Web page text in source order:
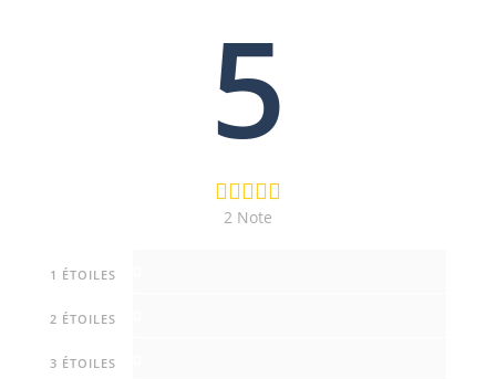
5
2 Note
1 ÉTOILES
2 ÉTOILES
3 ÉTOILES